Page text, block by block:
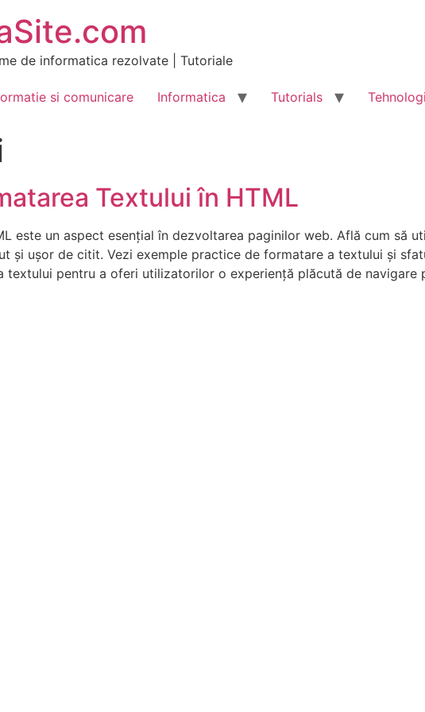
de informatica rezolvate | Tutoriale
si comunicare Informatica Tutorials
Textului în HTML
este un aspect esențial în dezvoltarea paginilor web. Află cum să
și ușor de citit. Vezi exemple practice de formatare a textului și
textului pentru a oferi utilizatorilor o experiență plăcută de navigare